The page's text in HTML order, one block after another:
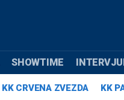
SHOWTIME
KK CRVENA ZVEZDA KK